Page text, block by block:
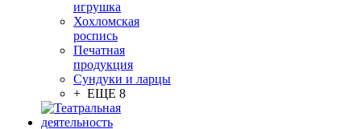
игрушка
Хохломская
роспись
Печатная
продукция
Сундуки и ларцы
+ ЕЩЕ 8